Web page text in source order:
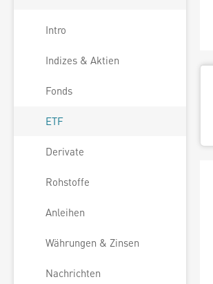
Intro
Indizes & Aktien
Fonds
ETF
Derivate
Rohstoffe
Anleihen
Währungen & Zinsen
Nachrichten